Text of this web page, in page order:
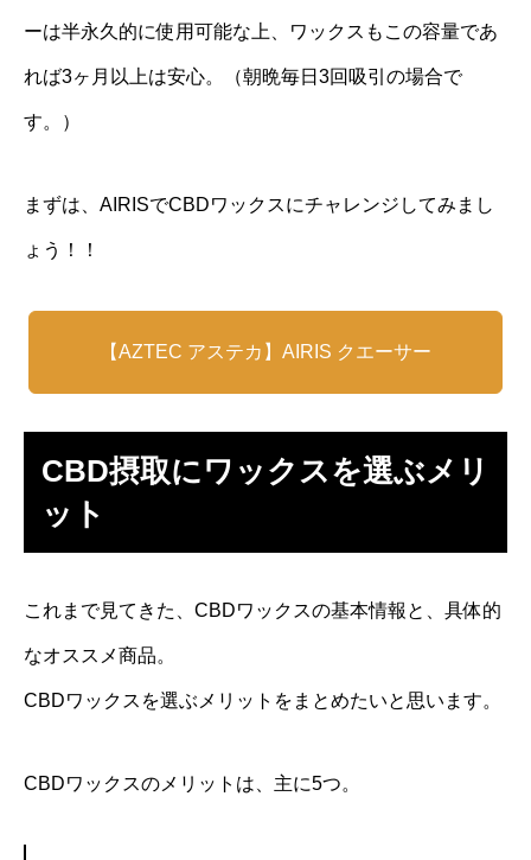
ーは半永久的に使用可能な上、ワックスもこの容量であ
れば3ヶ月以上は安心。（朝晩毎日3回吸引の場合で
す。）
まずは、AIRISでCBDワックスにチャレンジしてみまし
ょう！！
【AZTEC アステカ】AIRIS クエーサー
CBD摂取にワックスを選ぶメリ
ット
これまで見てきた、CBDワックスの基本情報と、具体的
なオススメ商品。
CBDワックスを選ぶメリットをまとめたいと思います。
CBDワックスのメリットは、主に5つ。